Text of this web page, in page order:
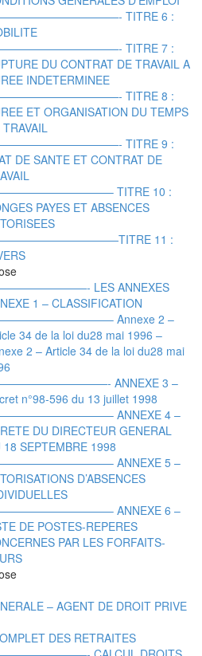
TITRE 6 :
TITRE 7 :
DU CONTRAT DE TRAVAIL A
INDETERMINEE
TITRE 8 :
ET ORGANISATION DU TEMPS
TRAVAIL
TITRE 9 :
DE SANTE ET CONTRAT DE
TITRE 10 :
PAYES ET ABSENCES
11 :
LES ANNEXES
1 – CLASSIFICATION
Annexe 2 –
34 de la loi du28 mai 1996 –
2 – Article 34 de la loi du28 mai
ANNEXE 3 –
n°98-596 du 13 juillet 1998
ANNEXE 4 –
DU DIRECTEUR GENERAL
18 SEPTEMBRE 1998
ANNEXE 5 –
D’ABSENCES
ANNEXE 6 –
DE POSTES-REPERES
PAR LES FORFAITS-
– AGENT DE DROIT PRIVE
DES RETRAITES